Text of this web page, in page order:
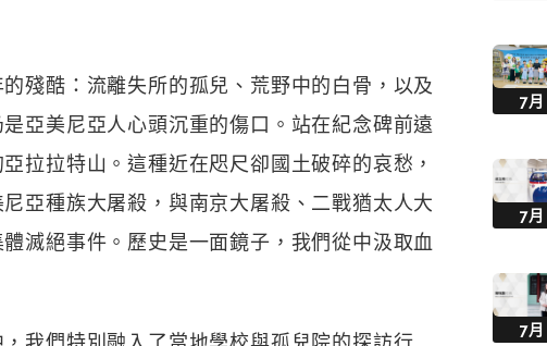
殘酷：流離失所的孤兒、荒野中的白骨，以及
亞美尼亞人心頭沉重的傷口。站在紀念碑前遠
拉拉特山。這種近在咫尺卻國土破碎的哀愁，
亞種族大屠殺，與南京大屠殺、二戰猶太人大
滅絕事件。歷史是一面鏡子，我們從中汲取血
7月
7月
7月